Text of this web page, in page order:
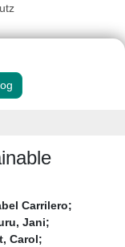
Carrilero;
Jani;
Carol;